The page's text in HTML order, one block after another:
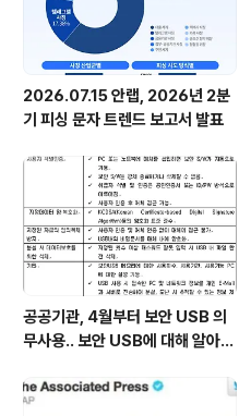
2026.07.15 안랩, 2026년 2분
기 피싱 문자 트렌드 보고서 발표
공공기관, 4월부터 보안 USB 의
무사용.. 보안 USB에 대해 알아봅